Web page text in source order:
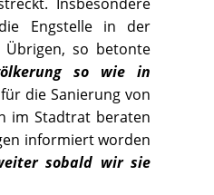
Engstelle in der
Übrigen, so betonte
so wie in
die Sanierung von
im Stadtrat beraten
informiert worden
sobald wir sie